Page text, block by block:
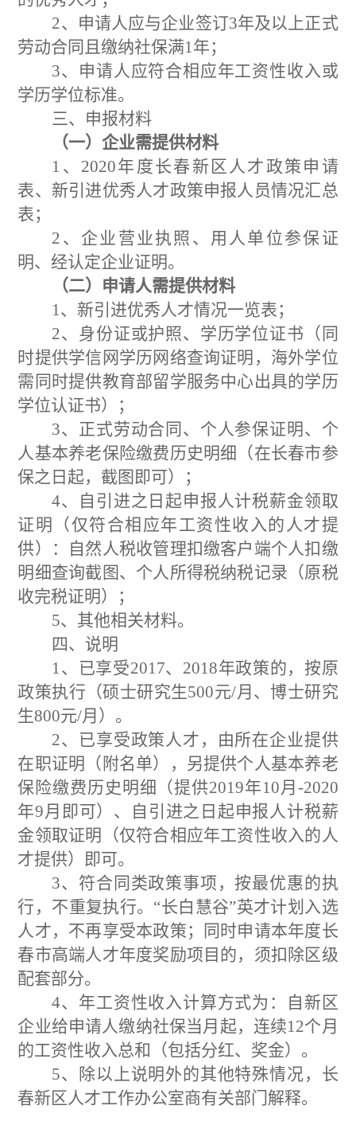
2、 申请人应与企业签订3年及以上正式
劳动合同且缴纳社保满1 年；
3、 申请人应符合相应年工资性收入或
学历学位标准。
三、 申报材料
（一）企业需提供材料
1、 2020年度长春新区人才政策申请
表、新引进优秀人才政策申报人员情况汇总
表；
2、 企业营业执照、用人单位参保证
明、经认定企业证明。
（二）申请人需提供材料
1 、新引进优秀人才情况一览表；
2、身份证或护照、学历学位证书（同
时提供学信网学历网络查询证明，海外学位
需同时提供教育部留学服务中心出具的学历
学位认证书）；
3、正式劳动合同、个人参保证明、个
人基本养老保险缴费历史明细（在长春市参
保之日起，截图即可）；
4、自引进之日起申报人计税薪金领取
证明
（仅符合相应年工资性收入的人才提
供）：自然人税收管理扣缴客户端个人扣缴
明细查询截图、个人所得税纳税记录（原税
收完税证明）
；
5、其他相关材料。
四、 说明
1、 已享受2017、 2018年政策的，按原
政策执行（硕士研究生500元/月、博士研究
生800元/月） 。
2、 已享受政策人才，由所在企业提供
在职证明（附名单），另提供个人基本养老
保险缴费历史明细（提供2019年10月 -2020
年9月即可） 、
自引进之日起申报人计税薪
金领取证明（仅符合相应年工资性收入的人
才提供）
即可。
3、 符合同类政策事项，按最优惠的执
行，不重复执行。 “长白慧谷”英才计划入选
人才，不再享受本政策；同时申请本年度长
春市高端人才年度奖励项目的，须扣除区级
配套部分。
4、 年工资性收入计算方式为：
自新区
企业给申请人缴纳社保当月起，连续12个月
的工资性收入总和（包括分红、奖金）。
5、
除以上说明外的其他特殊情况，长
春新区人才工作办公室商有关部门解释。